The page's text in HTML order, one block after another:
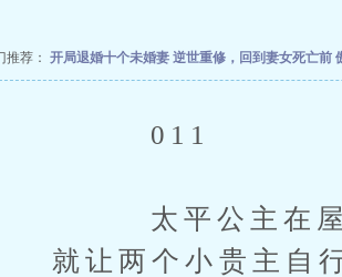
推荐： 开局退婚十个未婚妻 逆世重修，回到妻女死亡前
011
太平公主在屋里
就让两个小贵主自